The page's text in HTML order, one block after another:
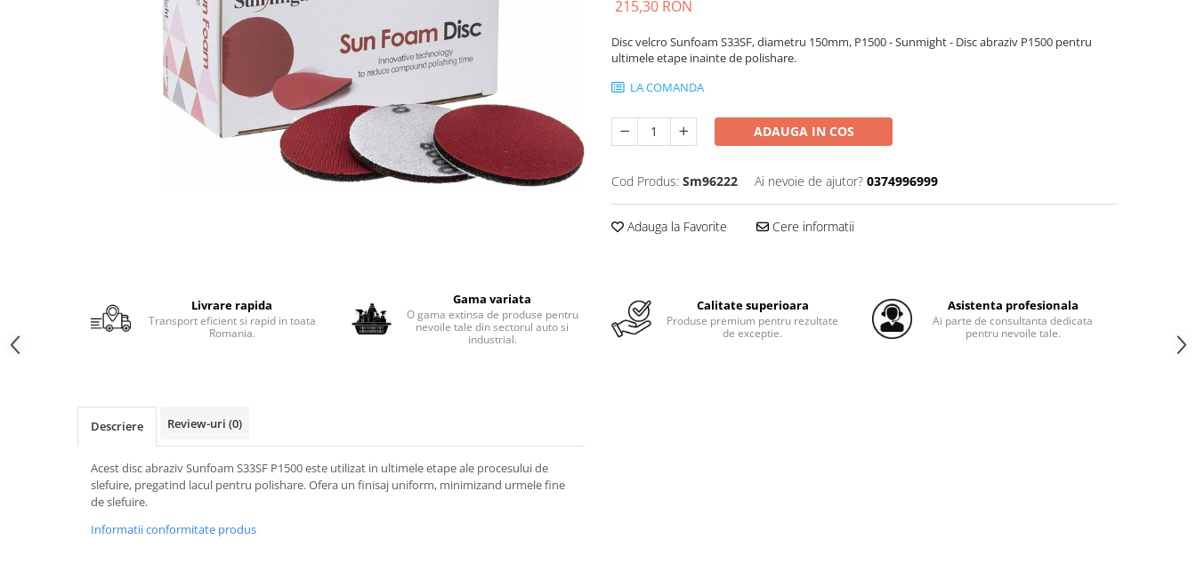
215,30 RON
Disc velcro Sunfoam S33SF, diametru 150mm, P1500 - Sunmight - Disc abraziv P1500 pentru
ultimele etape inainte de polishare.
LA COMANDA
ADAUGA IN COS
Cod Produs: Sm96222 Ai nevoie de ajutor? 0374996999
Adauga la Favorite Cere informatii
Livrare rapida
Transport eficient si rapid in toata
Romania.
Gama variata
O gama extinsa de produse pentru
nevoile tale din sectorul auto si
industrial.
Calitate superioara
Produse premium pentru rezultate
de exceptie.
Asistenta profesionala
Ai parte de consultanta dedicata
pentru nevoile tale.
Descriere Review-uri (0)
Acest disc abraziv Sunfoam S33SF P1500 este utilizat in ultimele etape ale procesului de
slefuire, pregatind lacul pentru polishare. Ofera un finisaj uniform, minimizand urmele fine
de slefuire.
Informatii conformitate produs